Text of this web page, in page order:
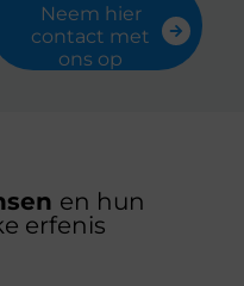
Neem hier
contact met
ons op
en hun
erfenis